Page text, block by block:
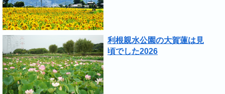
利根親水公園の大賀蓮は見
頃でした2026